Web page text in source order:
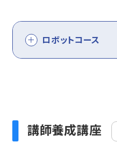
ロボットコース
講師養成講座